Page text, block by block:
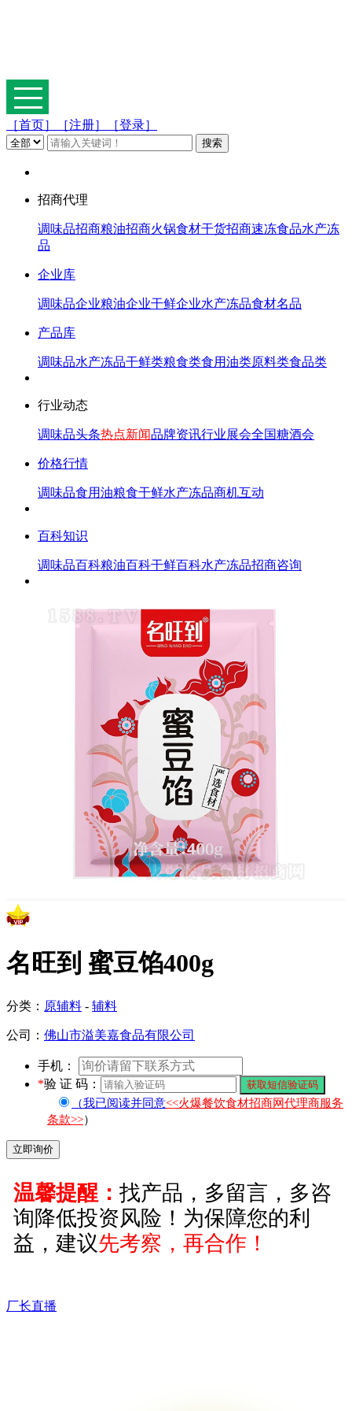
［首页］ ［注册］ ［登录］
招商代理
调味品招商粮油招商火锅食材干货招商速冻食品水产冻
品
企业库
调味品企业粮油企业干鲜企业水产冻品食材名品
产品库
调味品水产冻品干鲜类粮食类食用油类原料类食品类
行业动态
调味品头条热点新闻品牌资讯行业展会全国糖酒会
价格行情
调味品食用油粮食干鲜水产冻品商机互动
百科知识
调味品百科粮油百科干鲜百科水产冻品招商咨询
名旺到 蜜豆馅400g
分类： 原辅料 - 辅料
公司： 佛山市溢美嘉食品有限公司
手机：
*验 证 码：
（我已阅读并同意<<火爆餐饮食材招商网代理商服务
条款>>）
温馨提醒： 找产品，多留言，多咨
询降低投资风险！为保障您的利
益，建议先考察，再合作！
厂长直播